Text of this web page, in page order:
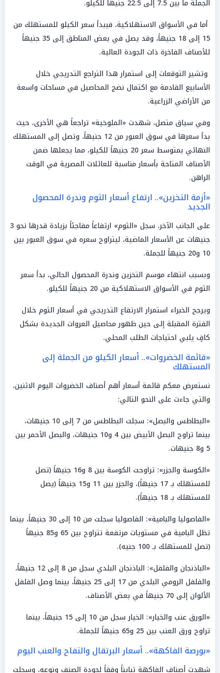
الجملة ما بين 7.5 إلى 22.5 جنيهاً للكيلو.
أما في الأسواق الاستهلاكية، فيبدأ سعر الكيلو للمستهلك من
15 إلى 18 جنيهاً، وقد يصل في بعض المناطق إلى 35 جنيهاً
للأصناف الفاخرة ذات الجودة العالية.
وتشير التوقعات إلى استمرار هذا التراجع التدريجي خلال
الأسابيع القادمة مع اكتمال نضج المحاصيل في مساحات واسعة
من الأراضي الزراعية.
وفي سياق متصل، شهدت «الملوخية» تراجعاً هي الأخرى، حيث
بدأ سعرها في سوق العبور من 12 جنيهاً، وتصل إلى المستهلك
النهائي بمتوسط سعر 20 جنيهاً للكيلو، مما يجعلها ضمن
الأصناف المتاحة بأسعار مناسبة للعائلات المصرية في الوقت
الراهن.
«أزمة التخزين».. ارتفاع أسعار الثوم وندرة المحصول
الجديد
على الجانب الآخر، سجل «الثوم» ارتفاعاً مفاجئاً بزيادة قدرها نحو 3
جنيهات عن الأسعار الماضية، ليتراوح سعره في سوق العبور بين
10 و20 جنيهاً للجملة.
وبسبب انتهاء موسم التخزين وندرة المحصول الحالي، بدأ سعر
الثوم في الأسواق الاستهلاكية من 20 جنيهاً للكيلو.
ويرجح الخبراء استمرار الارتفاع التدريجي في أسعار الثوم خلال
الفترة المقبلة إلى حين ظهور محاصيل العروات الجديدة بشكل
كافٍ يلبي احتياجات الطلب المحلي.
«قائمة الخضروات».. أسعار الكيلو من الجملة إلى
المستهلك
نستعرض معكم قائمة أسعار أهم أصناف الخضروات اليوم الاثنين،
والتي جاءت على النحو التالي:
«البطاطس والبصل»: سجلت البطاطس من 7 إلى 10 جنيهات،
بينما تراوح البصل الأبيض بين 4 و10 جنيهات، والبصل الأحمر بين
5 و8 جنيهات.
«الكوسة والجزر»: تراوحت الكوسة بين 8 و16 جنيهاً (تصل
للمستهلك بـ 17 جنيهاً)، والجزر بين 11 و15 جنيهاً (يصل
للمستهلك بـ 18 جنيهاً).
«الفاصوليا والبامية»: الفاصوليا سجلت من 10 إلى 30 جنيهاً، بينما
تظل البامية في مستويات مرتفعة تتراوح بين 65 و85 جنيهاً
(تصل للمستهلك بـ 100 جنيه).
«الباذنجان والفلفل»: الباذنجان البلدي سجل من 8 إلى 12 جنيهاً،
والفلفل الرومي البلدي من 17 إلى 25 جنيهاً، بينما وصل الفلفل
الألوان إلى 70 جنيهاً في بعض الأصناف.
«الورق عنب والخيار»: الخيار سجل من 10 إلى 15 جنيهاً، بينما
تراوح ورق العنب بين 25 و65 جنيهاً للجملة.
«بورصة الفاكهة».. أسعار البرتقال والتفاح والعنب اليوم
شهدت أصناف الفاكهة تبايناً وفقاً لجودة الصنف ونوعه، وسجلت